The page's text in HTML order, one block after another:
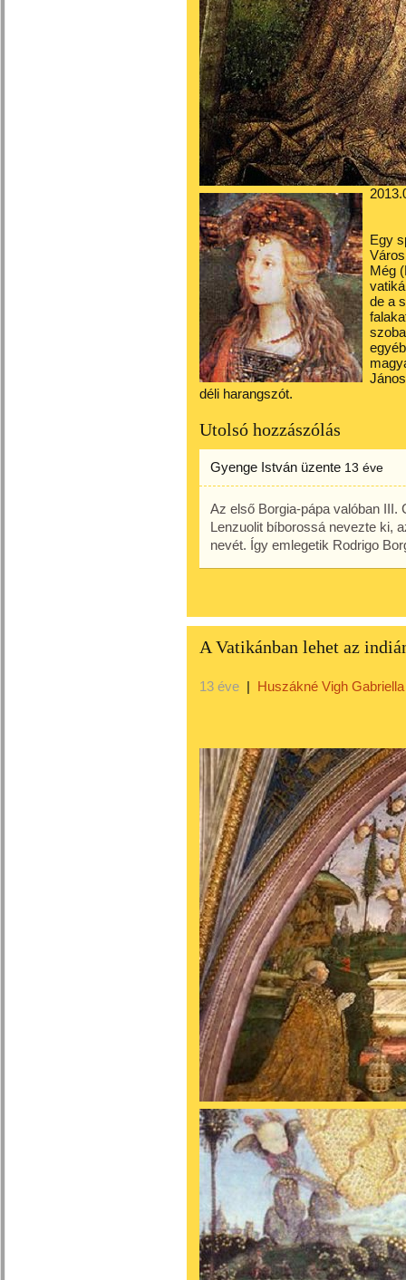
Egy
Még
de a
déli harangszót.
Utolsó hozzászólás
Gyenge István üzente 13 éve
Az első Borgia-pápa valóban III.
Lenzuolit bíborossá nevezte ki,
nevét. Így emlegetik Rodrigo
A Vatikánban lehet az
13 éve | Huszákné Vigh Gabriella